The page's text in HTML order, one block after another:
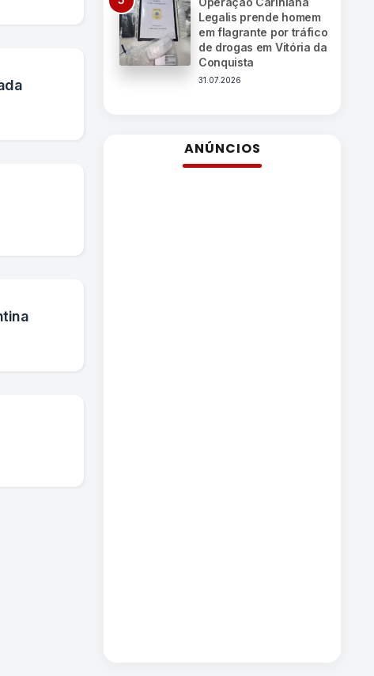
Legalis prende homem
em flagrante por tráfico
de drogas em Vitória da
Conquista
31.07.2026
ANÚNCIOS